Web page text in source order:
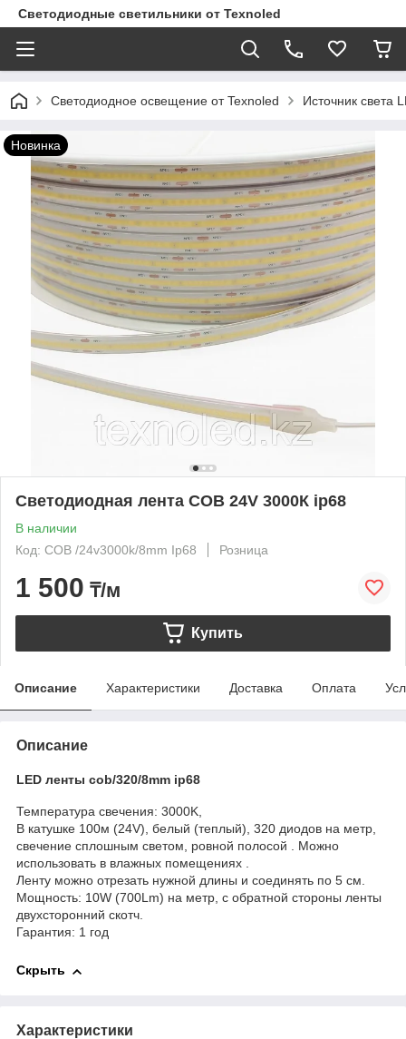
Светодиодные светильники от Texnoled
Светодиодное освещение от Texnoled Источник света
Новинка
Светодиодная лента COB 24V 3000К ip68
В наличии
Код: COB /24v3000k/8mm Ip68
Розница
1 500 ₸/м
Купить
Описание Характеристики Доставка Оплата
Описание
LED ленты cob/320/8mm ip68
Температура свечения: 3000K,
В катушке 100м (24V), белый (теплый), 320 диодов на метр,
свечение сплошным светом, ровной полосой . Можно
использовать в влажных помещениях .
Ленту можно отрезать нужной длины и соединять по 5 см.
Мощность: 10W (700Lm) на метр, с обратной стороны ленты
двухсторонний скотч.
Гарантия: 1 год
Скрыть
Характеристики